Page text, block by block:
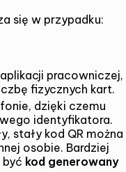
się w przypadku:
pracowniczej,
fizycznych kart.
dzięki czemu
identyfikatora.
stały kod QR można
osobie. Bardziej
kod generowany